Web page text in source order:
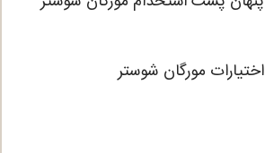
اختیارات مورگان شوستر